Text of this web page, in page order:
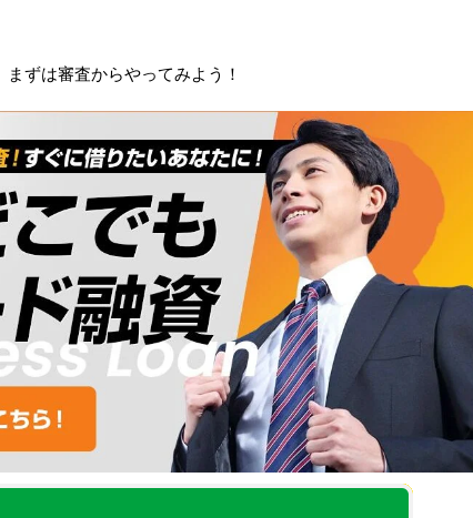
まずは審査からやってみよう！